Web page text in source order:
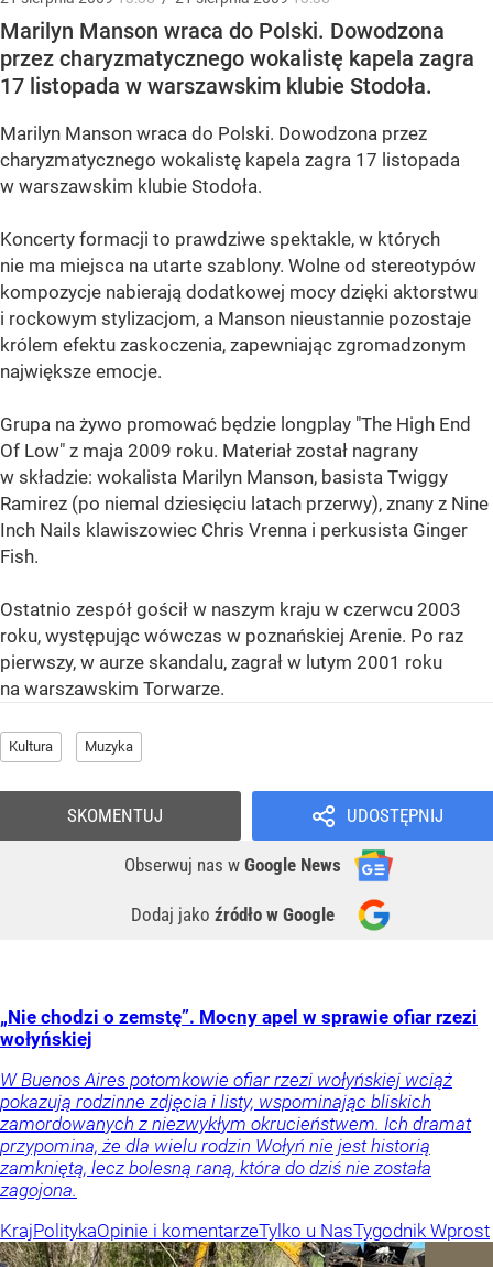
Marilyn Manson wraca do Polski. Dowodzona
przez charyzmatycznego wokalistę kapela zagra
17 listopada w warszawskim klubie Stodoła.
Marilyn Manson wraca do Polski. Dowodzona przez
charyzmatycznego wokalistę kapela zagra 17 listopada
w warszawskim klubie Stodoła.
Koncerty formacji to prawdziwe spektakle, w których
nie ma miejsca na utarte szablony. Wolne od stereotypów
kompozycje nabierają dodatkowej mocy dzięki aktorstwu
i rockowym stylizacjom, a Manson nieustannie pozostaje
królem efektu zaskoczenia, zapewniając zgromadzonym
największe emocje.
Grupa na żywo promować będzie longplay "The High End
Of Low" z maja 2009 roku. Materiał został nagrany
w składzie: wokalista Marilyn Manson, basista Twiggy
Ramirez (po niemal dziesięciu latach przerwy), znany z Nine
Inch Nails klawiszowiec Chris Vrenna i perkusista Ginger
Fish.
Ostatnio zespół gościł w naszym kraju w czerwcu 2003
roku, występując wówczas w poznańskiej Arenie. Po raz
pierwszy, w aurze skandalu, zagrał w lutym 2001 roku
na warszawskim Torwarze.
Kultura Muzyka
UDOSTĘPNIJ
Obserwuj nas w Google News
Dodaj jako źródło w Google
SKOMENTUJ
„Nie chodzi o zemstę”. Mocny apel w sprawie ofiar rzezi
wołyńskiej
W Buenos Aires potomkowie ofiar rzezi wołyńskiej wciąż
pokazują rodzinne zdjęcia i listy, wspominając bliskich
zamordowanych z niezwykłym okrucieństwem. Ich dramat
przypomina, że dla wielu rodzin Wołyń nie jest historią
zamkniętą, lecz bolesną raną, która do dziś nie została
zagojona.
KrajPolitykaOpinie i komentarzeTylko u NasTygodnik Wprost